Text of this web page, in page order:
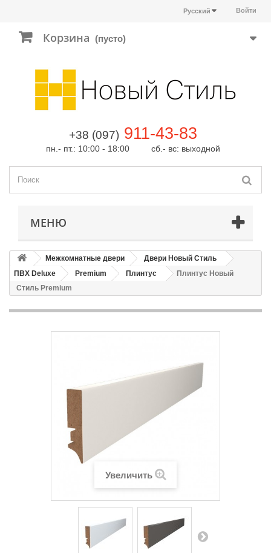
Войти
Русский
Корзина (пусто)
+38 (097) 911-43-83
пн.- пт.: 10:00 - 18:00 сб.- вс: выходной
МЕНЮ
Межкомнатные двери
Двери Новый Стиль
ПВХ Deluxe
Premium Плинтус
Плинтус Новый
Стиль Premium
Увеличить